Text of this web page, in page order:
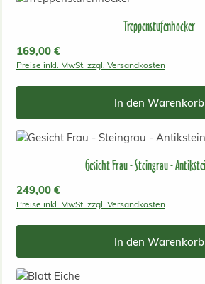
Treppenstufenhocker
Regulärer Preis:
169,00 €
Preise inkl. MwSt. zzgl. Versandkosten
In den Warenkorb
Regulärer Preis:
249,00 €
Preise inkl. MwSt. zzgl. Versandkosten
In den Warenkorb